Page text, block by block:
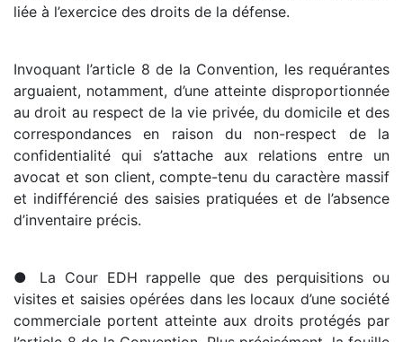
liée à l’exercice des droits de la défense.
Invoquant l’article 8 de la Convention, les requérantes
arguaient, notamment, d’une atteinte disproportionnée
au droit au respect de la vie privée, du domicile et des
correspondances en raison du non-respect de la
confidentialité qui s’attache aux relations entre un
avocat et son client, compte-tenu du caractère massif
et indifférencié des saisies pratiquées et de l’absence
d’inventaire précis.
● La Cour EDH rappelle que des perquisitions ou
visites et saisies opérées dans les locaux d’une société
commerciale portent atteinte aux droits protégés par